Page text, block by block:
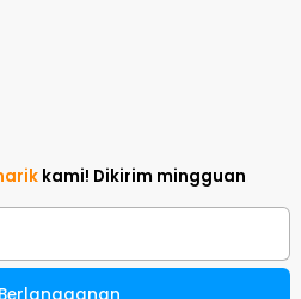
kami! Dikirim mingguan